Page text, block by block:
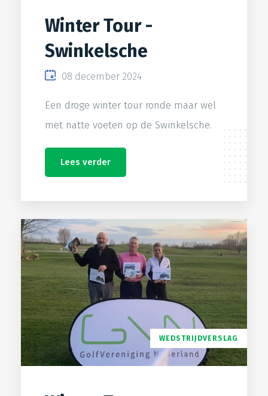
Winter Tour -
Swinkelsche
08 december 2024
Een droge winter tour ronde maar wel
met natte voeten op de Swinkelsche.
Lees verder
WEDSTRIJDVERSLAG